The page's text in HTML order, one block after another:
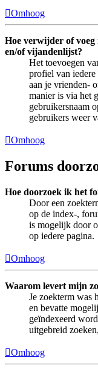
Omhoog
Hoe verwijder of
en/of vijandenlijst?
Het toevoegen
profiel van
aan je vrienden-
manier is via het
gebruikersnaam
gebruikers weer
Omhoog
Forums
Hoe doorzoek ik het
Door een
op de index-,
is mogelijk door
op iedere pagina.
Omhoog
Waarom levert mijn
Je zoekterm was
en bevatte
geïndexeerd
uitgebreid
Omhoog